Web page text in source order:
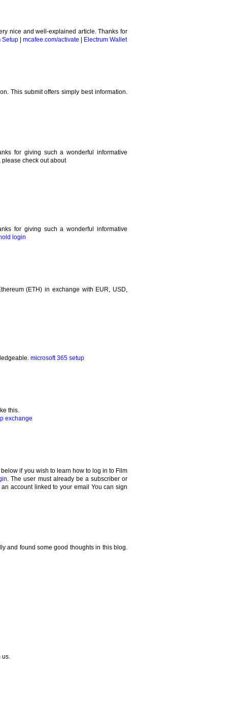
nice and well-explained article. Thanks for
Setup mcafee.com/activate
Electrum Wallet
This submit offers simply best information.
for giving such a wonderful informative
check out about
for giving such a wonderful informative
login
(ETH) in exchange with EUR, USD,
microsoft 365 setup
this.
exchange
if you wish to learn how to log in to Film
. The user must already be a subscriber or
account linked to your email You can sign
and found some good thoughts in this blog.
us.